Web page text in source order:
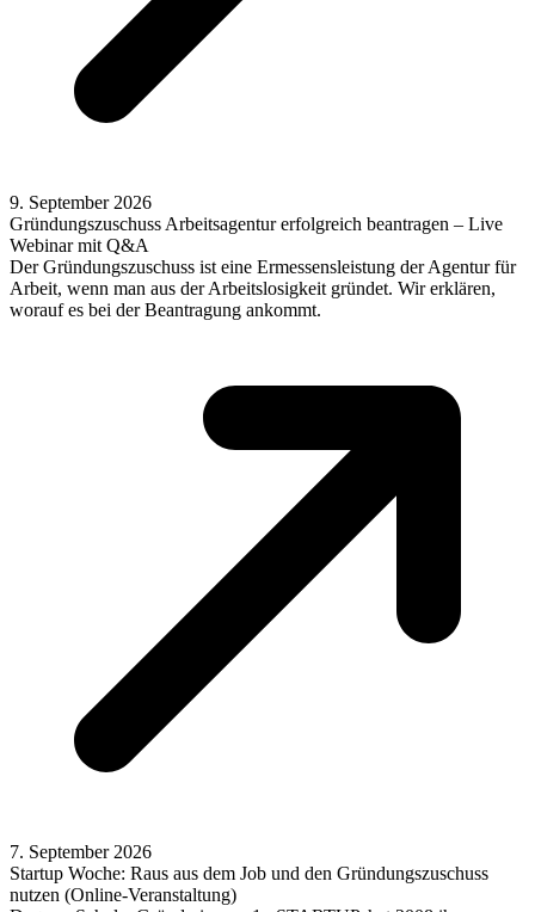
9. September 2026
Gründungszuschuss Arbeitsagentur erfolgreich beantragen – Live
Webinar mit Q&A
Der Gründungszuschuss ist eine Ermessensleistung der Agentur für
Arbeit, wenn man aus der Arbeitslosigkeit gründet. Wir erklären,
worauf es bei der Beantragung ankommt.
7. September 2026
Startup Woche: Raus aus dem Job und den Gründungszuschuss
nutzen (Online-Veranstaltung)